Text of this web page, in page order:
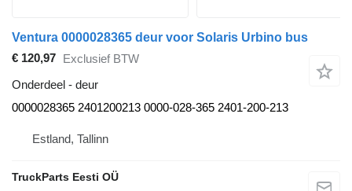
Ventura 0000028365 deur voor Solaris Urbino bus
€ 120,97 Exclusief BTW
Onderdeel - deur
0000028365 2401200213 0000-028-365 2401-200-213
Estland, Tallinn
TruckParts Eesti OÜ